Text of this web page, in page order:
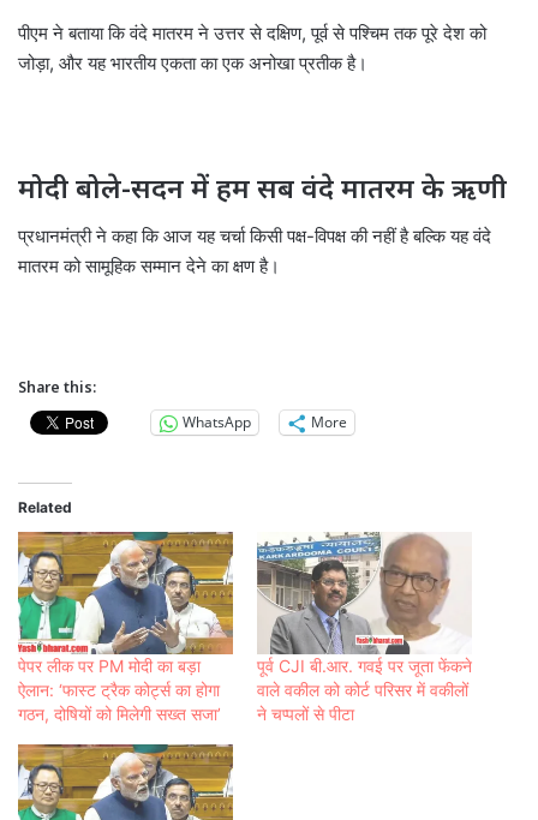
पीएम ने बताया कि वंदे मातरम ने उत्तर से दक्षिण, पूर्व से पश्चिम तक पूरे देश को
जोड़ा, और यह भारतीय एकता का एक अनोखा प्रतीक है।
मोदी बोले-सदन में हम सब वंदे मातरम के ऋणी
प्रधानमंत्री ने कहा कि आज यह चर्चा किसी पक्ष-विपक्ष की नहीं है बल्कि यह वंदे
मातरम को सामूहिक सम्मान देने का क्षण है।
Share this:
WhatsApp
More
Related
पेपर लीक पर PM मोदी का बड़ा
ऐलान: ‘फास्ट ट्रैक कोर्ट्स का होगा
गठन, दोषियों को मिलेगी सख्त सजा’
पूर्व CJI बी.आर. गवई पर जूता फेंकने
वाले वकील को कोर्ट परिसर में वकीलों
ने चप्पलों से पीटा